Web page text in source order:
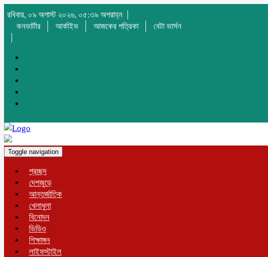
রবিবার, ০৯ অগাস্ট ২০২৬, ০৫:৩৯ অপরাহ্ন
কনভার্টার
আর্কাইভ আজকের পত্রিকা বেটা ভার্সন
Toggle navigation
প্রচ্ছদ
দেশজুড়ে
আন্তর্জাতিক
খেলাধুলা
বিনোদন
ভিডিও
শিক্ষাঙ্গন
লাইফস্টাইল